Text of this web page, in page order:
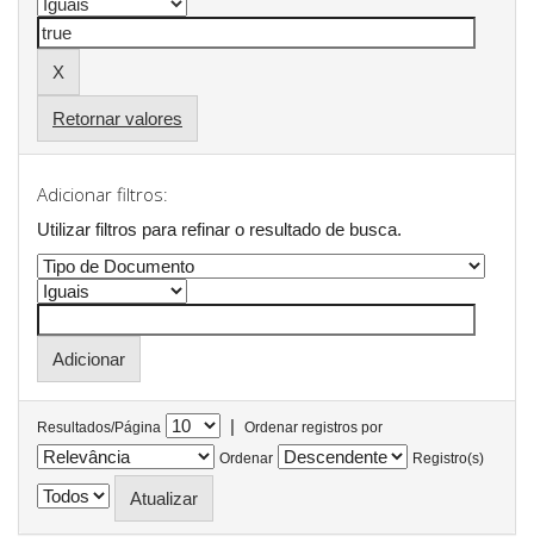
Retornar valores
Adicionar filtros:
Utilizar filtros para refinar o resultado de busca.
Resultados/Página |
Ordenar registros por
Ordenar
Registro(s)